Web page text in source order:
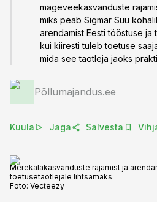
mageveekasvanduste
miks peab Sigmar Suu
arendamist Eesti tööstuse ja
kui kiiresti tuleb toetuse
mida see taotleja jaoks
Põllumajandus.ee
Kuula Jaga Salvesta
Merekalakasvanduste rajamist ja
toetusetaotlejale lihtsamaks.
Foto: Vecteezy